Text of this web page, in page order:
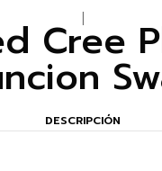
Cree
DESCRIPCIÓN